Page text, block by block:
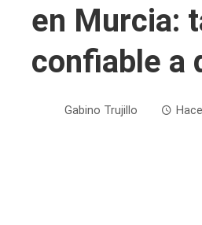
en Murcia:
confiable a
Gabino Trujillo